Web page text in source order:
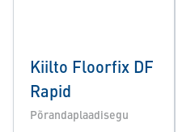
Kiilto Floorfix DF
Rapid
Põrandaplaadisegu